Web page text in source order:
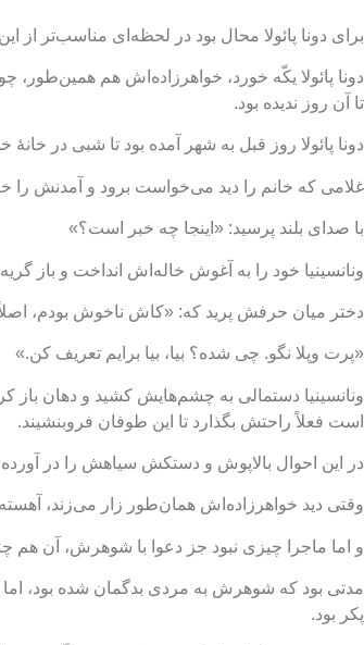
برای دونا پائولا محال بود در لحظه‌ای مناسب‌تر
تا آن روز ندیده بود.
دونا پائولا روز قبل به شهر آمده بود تا شبی در
غلامی که خانم را دید می‌خواست برود و آمدنش را
با صدای بلند پرسید: «اینجا چه خبر است؟»
ونانسینیا خود را به آغوش خاله‌اش انداخت و باز
دختر میان حرفش پرید که: «کاش ناخوش بودم،
«پرت وپلا نگو. چی شده؟ بیا، بیا برایم تعریف کن.»
ونانسینیا دستمالی به چشم‌هایش کشید و دهان باز
است فعلاً راحتش بگذارد تا این طوفان فروبنشیند.
در این احوال بالاپوش و دستکش سیاهش را در
وقتی دید خواهرزاده‌اش همان‌طور زار می‌زند،
و اما ماجرا چیزی نبود جز دعوا با شوهرش، آن هم
مدتی بود که شوهرش به مردی بدگمان شده بود،
پکر بود.